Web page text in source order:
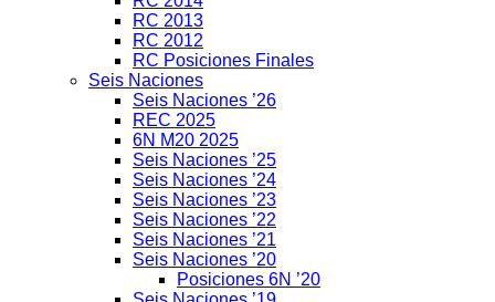
RC 2013
RC 2012
RC Posiciones Finales
Seis Naciones
Seis Naciones ’26
REC 2025
6N M20 2025
Seis Naciones ’25
Seis Naciones ’24
Seis Naciones ’23
Seis Naciones ’22
Seis Naciones ’21
Seis Naciones ’20
Posiciones 6N ’20